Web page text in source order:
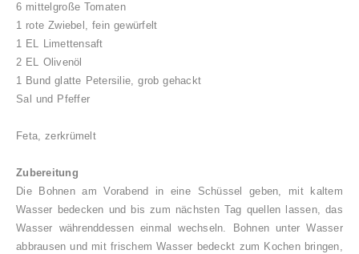
6 mittelgroße Tomaten
1 rote Zwiebel, fein gewürfelt
1 EL Limettensaft
2 EL Olivenöl
1 Bund glatte Petersilie, grob gehackt
Sal und Pfeffer
Feta, zerkrümelt
Zubereitung
Die Bohnen am Vorabend in eine Schüssel geben, mit kaltem
Wasser bedecken und bis zum nächsten Tag quellen lassen, das
Wasser währenddessen einmal wechseln. Bohnen unter Wasser
abbrausen und mit frischem Wasser bedeckt zum Kochen bringen,